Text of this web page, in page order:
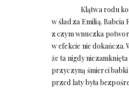
Klątwa rodu
w ślad za Emilią. Babcia
z czym wnuczka
w efekcie nie dokańcza.
że ta nigdy
przyczyną śmierci
przed laty była